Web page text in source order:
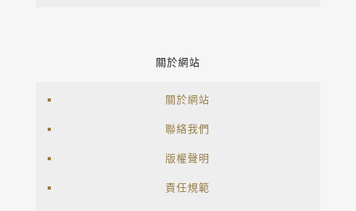
關於網站
關於網站
聯絡我們
版權聲明
責任規範